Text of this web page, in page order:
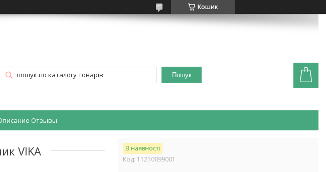
Кошик
Пошук
Отзывы
VIKA
В наявності
Код: 11210099001